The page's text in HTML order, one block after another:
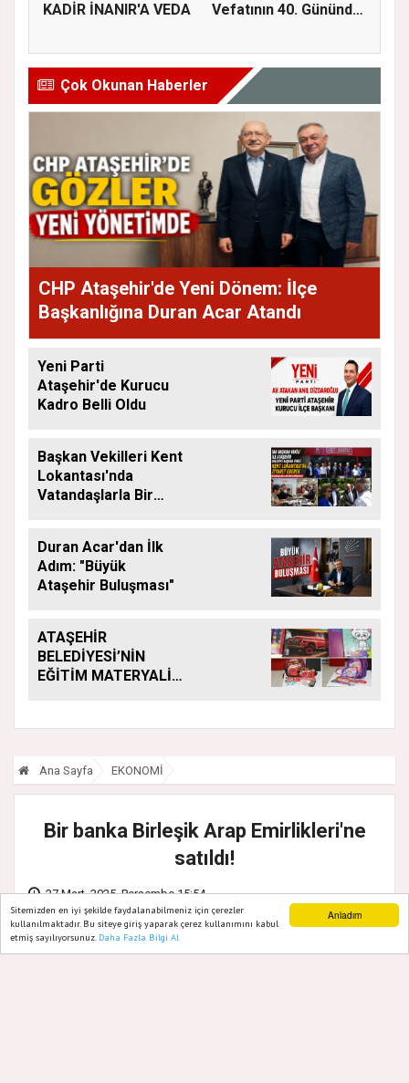
Anladım
Sitemizden en iyi şekilde faydalanabilmeniz için çerezler
kullanılmaktadır. Bu siteye giriş yaparak çerez kullanımını kabul
etmiş sayılıyorsunuz. Daha Fazla Bilgi Al
KADİR İNANIR'A VEDA
Vefatının 40. Gününde
Çok Okunan Haberler
CHP Ataşehir'de Yeni Dönem: İlçe
Başkanlığına Duran Acar Atandı
Yeni Parti
Ataşehir'de Kurucu
Kadro Belli Oldu
Başkan Vekilleri Kent
Lokantası'nda
Vatandaşlarla Bir
Duran Acar'dan İlk
Adım: "Büyük
Ataşehir Buluşması"
ATAŞEHİR
BELEDİYESİ’NİN
EĞİTİM MATERYALİ
SÜRÜYOR
Ana Sayfa EKONOMİ
Bir banka Birleşik Arap Emirlikleri'ne
satıldı!
27 Mart, 2025, Perşembe 15:54
Ana Sayfa Web TV